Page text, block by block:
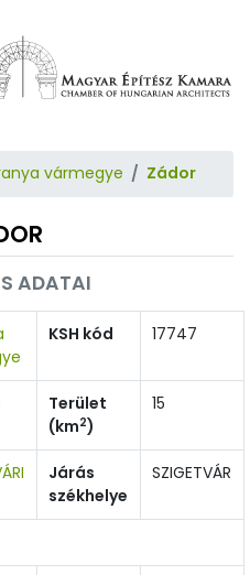
vármegye Zádor
ADATAI
KSH kód 17747
Terület
(km2)
15
Járás
székhelye
SZIGETVÁR